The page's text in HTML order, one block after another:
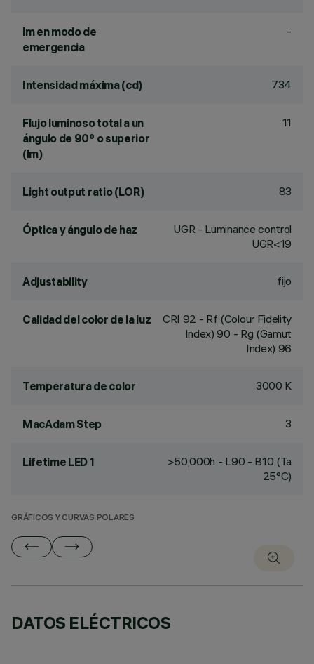
lm en modo de
emergencia
-
Intensidad máxima (cd) 734
Flujo luminoso total a un
ángulo de 90° o superior
(lm)
11
Light output ratio (LOR) 83
Óptica y ángulo de haz
UGR - Luminance control
UGR<19
Adjustability fijo
Calidad del color de la luz CRI 92 - Rf (Colour Fidelity
Index) 90 - Rg (Gamut
Index) 96
Temperatura de color 3000 K
MacAdam Step 3
Lifetime LED 1
>50,000h - L90 - B10 (Ta
25°C)
GRÁFICOS Y CURVAS POLARES
DATOS ELÉCTRICOS